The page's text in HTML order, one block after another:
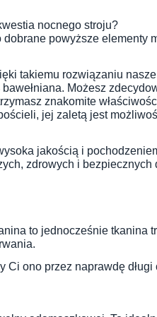
nocnego stroju?
powyższe elementy
takiemu rozwiązaniu nasze
Możesz
znakomite
jej zaletą jest
jakością i
zdrowych i bezpiecznych
to jednocześnie tkanina
Ci ono przez naprawdę długi